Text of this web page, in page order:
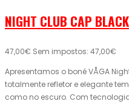
NIGHT CLUB CAP BLACK
47,00€ Sem impostos: 47,00€
Apresentamos o boné VÅGA
totalmente refletor e elegante
como no escuro. Com